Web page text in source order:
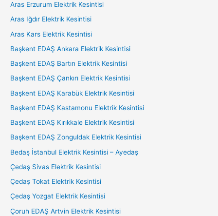
Aras Erzurum Elektrik Kesintisi
Aras Iğdır Elektrik Kesintisi
Aras Kars Elektrik Kesintisi
Başkent EDAŞ Ankara Elektrik Kesintisi
Başkent EDAŞ Bartın Elektrik Kesintisi
Başkent EDAŞ Çankırı Elektrik Kesintisi
Başkent EDAŞ Karabük Elektrik Kesintisi
Başkent EDAŞ Kastamonu Elektrik Kesintisi
Başkent EDAŞ Kırıkkale Elektrik Kesintisi
Başkent EDAŞ Zonguldak Elektrik Kesintisi
Bedaş İstanbul Elektrik Kesintisi – Ayedaş
Çedaş Sivas Elektrik Kesintisi
Çedaş Tokat Elektrik Kesintisi
Çedaş Yozgat Elektrik Kesintisi
Çoruh EDAŞ Artvin Elektrik Kesintisi